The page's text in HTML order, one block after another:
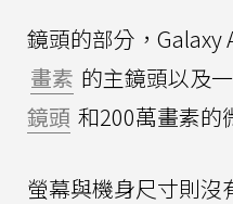
鏡頭的部分，Galaxy
畫素 的主鏡頭以及
鏡頭 和200萬畫素的
螢幕與機身尺寸則沒